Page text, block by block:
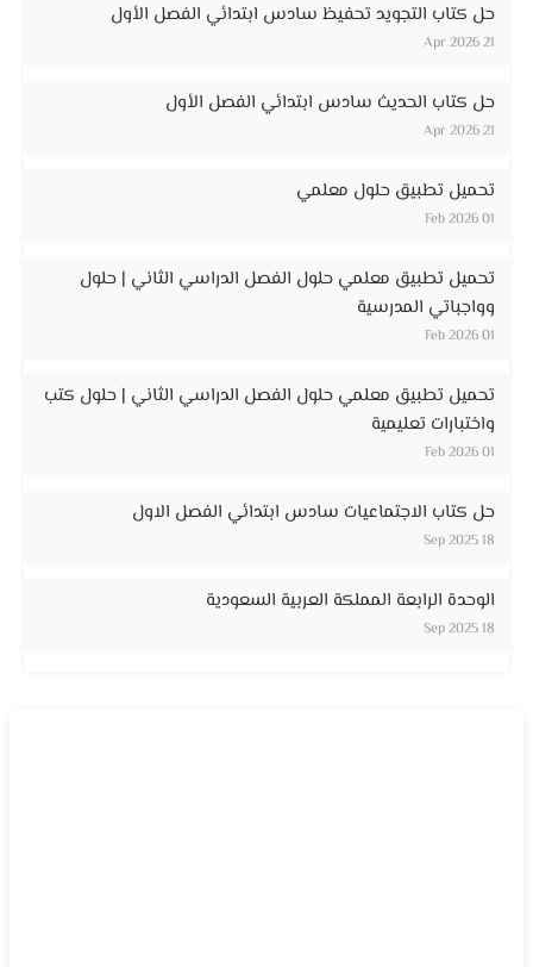
حل كتاب التجويد تحفيظ سادس ابتدائي الفصل الأول
21 Apr 2026
حل كتاب الحديث سادس ابتدائي الفصل الأول
21 Apr 2026
تحميل تطبيق حلول معلمي
01 Feb 2026
تحميل تطبيق معلمي حلول الفصل الدراسي الثاني | حلول
وواجباتي المدرسية
01 Feb 2026
تحميل تطبيق معلمي حلول الفصل الدراسي الثاني | حلول كتب
واختبارات تعليمية
01 Feb 2026
حل كتاب الاجتماعيات سادس ابتدائي الفصل الاول
18 Sep 2025
الوحدة الرابعة المملكة العربية السعودية
18 Sep 2025